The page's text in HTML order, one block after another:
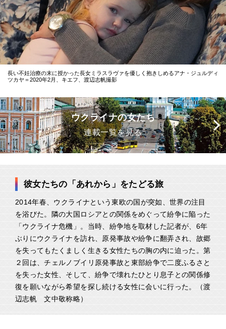
長い不妊治療の末に授かった長女ミラスラヴァを優しく抱きしめるアナ・ジュルディ
ツカヤ＝2020年2月、キエフ、渡辺志帆撮影
ウクライナの女たち
連載一覧を見る
彼女たちの「あれから」をたどる旅
2014年春、ウクライナという東欧の国が突如、世界の注目
を浴びた。隣の大国ロシアとの関係をめぐって紛争に陥った
「ウクライナ危機」。当時、紛争地を取材した記者が、6年
ぶりにウクライナを訪れ、原発事故や紛争に翻弄され、故郷
を失ってもたくましく生きる女性たちの胸の内に迫った。第
２回は、チェルノブイリ原発事故と東部紛争で二度ふるさと
を失った女性、そして、紛争で壊れたひとり息子との関係修
復を願いながら希望を探し続ける女性に会いに行った。（渡
辺志帆 文中敬称略）